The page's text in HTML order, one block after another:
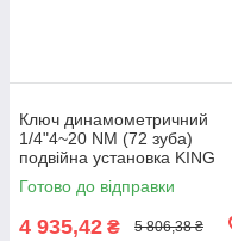
Ключ динамометричний
1/4"4~20 NM (72 зуба)
подвійна установка KING
TONY 3426A-2DG (Тайвань)
Готово до відправки
4 935,42 ₴ 5 806,38 ₴